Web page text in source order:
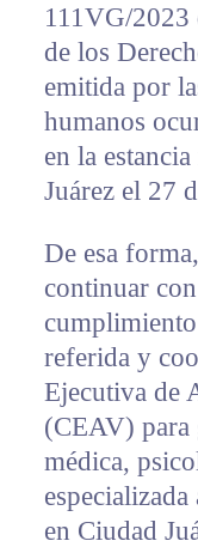
111VG/2023
de los
emitida por
humanos
en la
Juárez el 27
De esa
continuar
referida y
Ejecutiva de
(CEAV) para
médica,
en Ciudad